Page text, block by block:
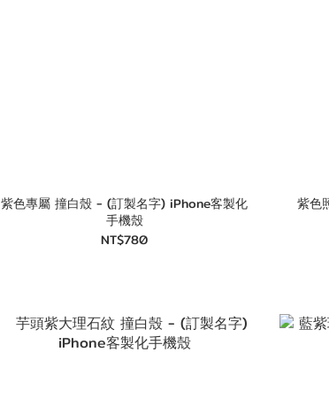
紫色專屬 撞白殼 - (訂製名字) iPhone客製化
手機殼
NT$780
紫色照